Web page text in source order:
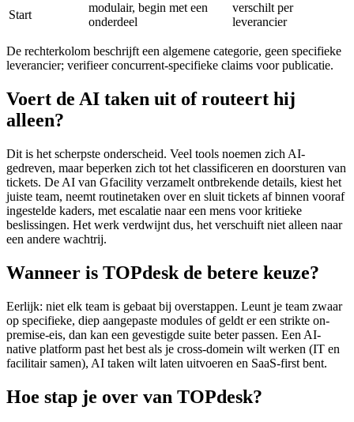
Start
modulair, begin met een
onderdeel
verschilt per
leverancier
De rechterkolom beschrijft een algemene categorie, geen specifieke
leverancier; verifieer concurrent-specifieke claims voor publicatie.
Voert de AI taken uit of routeert hij
alleen?
Dit is het scherpste onderscheid. Veel tools noemen zich AI-
gedreven, maar beperken zich tot het classificeren en doorsturen van
tickets. De AI van Gfacility verzamelt ontbrekende details, kiest het
juiste team, neemt routinetaken over en sluit tickets af binnen vooraf
ingestelde kaders, met escalatie naar een mens voor kritieke
beslissingen. Het werk verdwijnt dus, het verschuift niet alleen naar
een andere wachtrij.
Wanneer is TOPdesk de betere keuze?
Eerlijk: niet elk team is gebaat bij overstappen. Leunt je team zwaar
op specifieke, diep aangepaste modules of geldt er een strikte on-
premise-eis, dan kan een gevestigde suite beter passen. Een AI-
native platform past het best als je cross-domein wilt werken (IT en
facilitair samen), AI taken wilt laten uitvoeren en SaaS-first bent.
Hoe stap je over van TOPdesk?